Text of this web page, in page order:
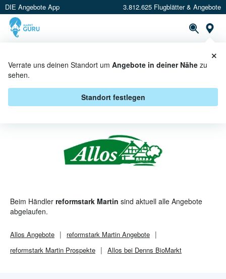
DIE Angebote App 3.812.625 Flugblätter & Angebote
Verrate uns deinen Standort um Angebote in deiner Nähe zu
sehen.
Standort festlegen
×
ALLOS BEI REFORMSTARK
MARTIN - ANGEBOTE & AKTIONEN
Beim Händler reformstark Martin sind aktuell alle Angebote
abgelaufen.
Allos Angebote reformstark Martin Angebote
reformstark Martin Prospekte Allos bei Denns BioMarkt